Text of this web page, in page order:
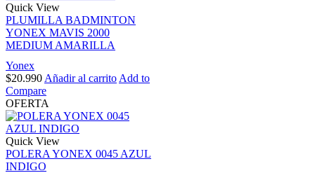
Quick View
PLUMILLA BADMINTON
YONEX MAVIS 2000
MEDIUM AMARILLA
Yonex
$20.990 Añadir al carrito Add to
Compare
OFERTA
Quick View
POLERA YONEX 0045 AZUL
INDIGO